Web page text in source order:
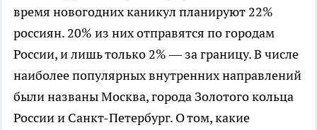
время новогодних каникул планируют 22%
россиян. 20% из них отправятся по городам
России, и лишь только 2% — за границу. В числе
наиболее популярных внутренних направлений
были названы Москва, города Золотого кольца
России и Санкт-Петербург. О том, какие